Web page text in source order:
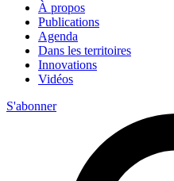
À propos
Publications
Agenda
Dans les territoires
Innovations
Vidéos
S'abonner